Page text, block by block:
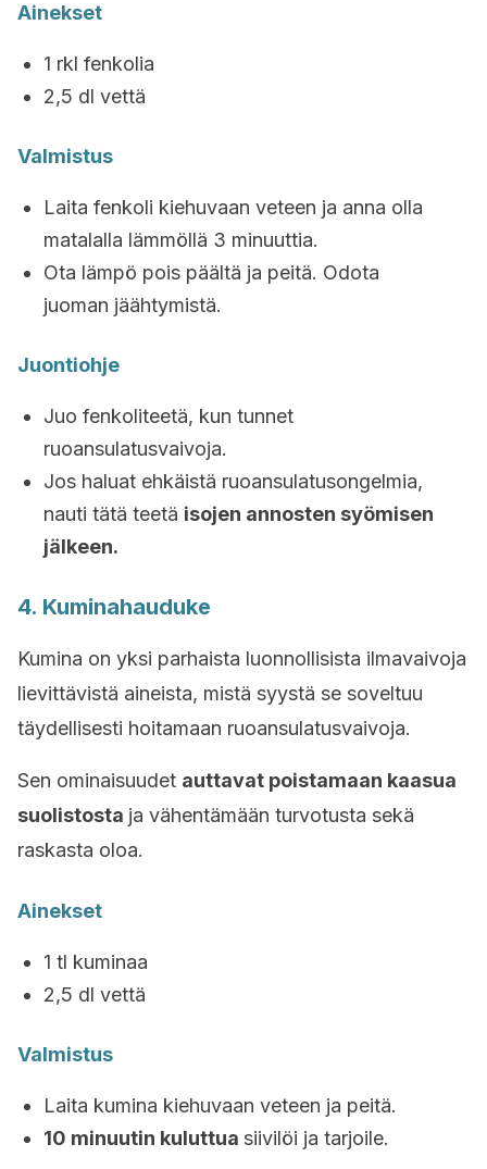
Ainekset
1 rkl fenkolia
2,5 dl vettä
Valmistus
Laita fenkoli kiehuvaan veteen ja anna olla
matalalla lämmöllä 3 minuuttia.
Ota lämpö pois päältä ja peitä. Odota
juoman jäähtymistä.
Juontiohje
Juo fenkoliteetä, kun tunnet
ruoansulatusvaivoja.
Jos haluat ehkäistä ruoansulatusongelmia,
nauti tätä teetä isojen annosten syömisen
jälkeen.
4. Kuminahauduke
Kumina on yksi parhaista luonnollisista ilmavaivoja
lievittävistä aineista, mistä syystä se soveltuu
täydellisesti hoitamaan ruoansulatusvaivoja.
Sen ominaisuudet auttavat poistamaan kaasua
suolistosta ja vähentämään turvotusta sekä
raskasta oloa.
Ainekset
1 tl kuminaa
2,5 dl vettä
Valmistus
Laita kumina kiehuvaan veteen ja peitä.
10 minuutin kuluttua siivilöi ja tarjoile.